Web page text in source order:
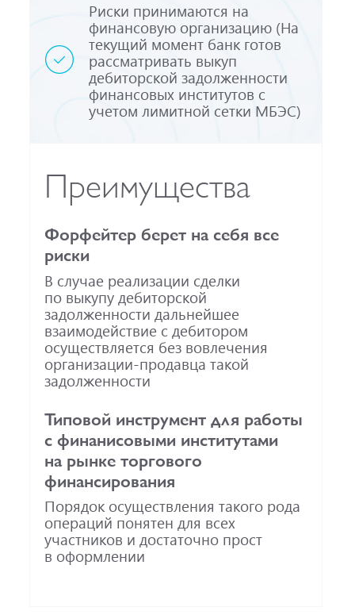
Риски принимаются на
финансовую организацию (На
текущий момент банк готов
рассматривать выкуп
дебиторской задолженности
финансовых институтов с
учетом лимитной сетки МБЭС)
Преимущества
Форфейтер берет на себя все
риски
В случае реализации сделки
по выкупу дебиторской
задолженности дальнейшее
взаимодействие с дебитором
осуществляется без вовлечения
организации-продавца такой
задолженности
Типовой инструмент для работы
с финанисовыми институтами
на рынке торгового
финансирования
Порядок осуществления такого рода
операций понятен для всех
участников и достаточно прост
в оформлении